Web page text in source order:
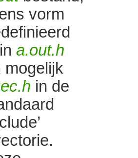
vorm
a.out.h
mogelijk
in de